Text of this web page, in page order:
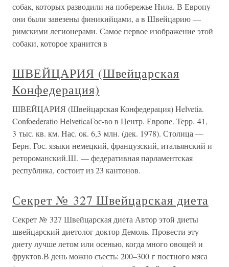
собак, которых разводили на побережье Нила. В Европу
они были завезены финикийцами, а в Швейцарию —
римскими легионерами. Самое первое изображение этой
собаки, которое хранится в
ШВЕЙЦАРИЯ (Швейцарская
Конфедерация)
ШВЕЙЦАРИЯ (Швейцарская Конфедерация) Helvetia.
Confoederatio HelveticaГос-во в Центр. Европе. Терр. 41,
3 тыс. кв. км. Нас. ок. 6,3 млн. (дек. 1978). Столица —
Берн. Гос. языки немецкий, французский, итальянский и
ретороманский.Ш. — федеративная парламентская
республика, состоит из 23 кантонов.
Секрет № 327 Швейцарская диета
Секрет № 327 Швейцарская диета Автор этой диеты
швейцарский диетолог доктор Демоль. Провести эту
диету лучше летом или осенью, когда много овощей и
фруктов.В день можно съесть: 200–300 г постного мяса